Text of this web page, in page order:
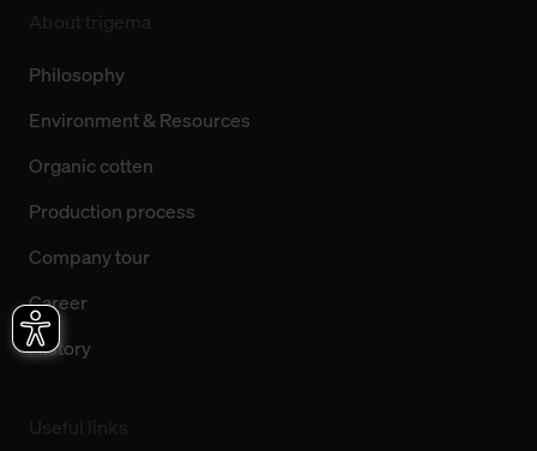
Philosophy
Environment & Resources
Organic cotten
Production process
Company tour
Career
History